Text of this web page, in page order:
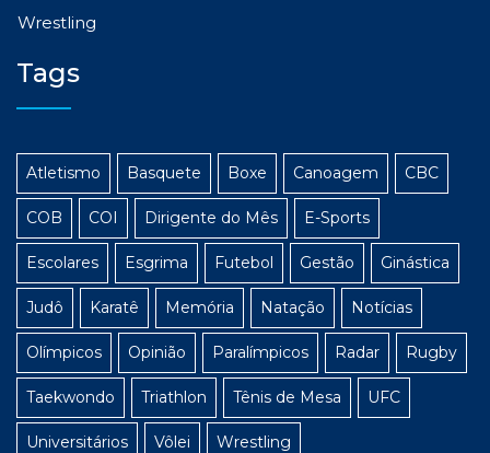
Wrestling
Tags
Atletismo Basquete Boxe Canoagem CBC
COB COI Dirigente do Mês E-Sports
Escolares Esgrima Futebol Gestão Ginástica
Judô Karatê Memória Natação Notícias
Olímpicos Opinião Paralímpicos Radar Rugby
Taekwondo Triathlon Tênis de Mesa UFC
Universitários Vôlei Wrestling